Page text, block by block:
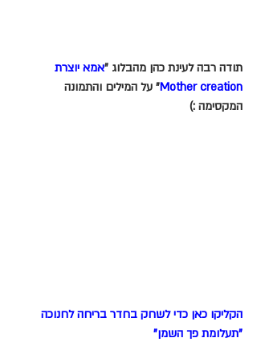
תודה רבה לעינת כהן מהבלוג "אמא יוצרת
Mother creation" על המילים והתמונה
המקסימה :)
הקליקו כאן כדי לשחק בחדר בריחה לחנוכה
"תעלומת פך השמן"